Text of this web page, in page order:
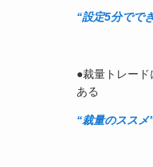
“設定5分でで
●裁量トレー
ある
“裁量のススメ